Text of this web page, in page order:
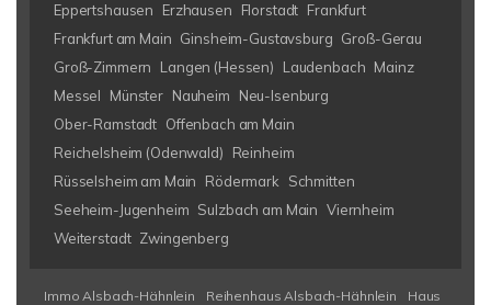
Eppertshausen
Erzhausen Florstadt Frankfurt
Frankfurt am Main Ginsheim-Gustavsburg Groß-Gerau
Groß-Zimmern
Langen (Hessen) Laudenbach Mainz
Messel
Münster Nauheim
Neu-Isenburg
Ober-Ramstadt Offenbach am Main
Reichelsheim (Odenwald)
Reinheim
Rüsselsheim am Main
Rödermark
Schmitten
Seeheim-Jugenheim Sulzbach am Main Viernheim
Weiterstadt Zwingenberg
Immo Alsbach-Hähnlein Reihenhaus Alsbach-Hähnlein
Haus